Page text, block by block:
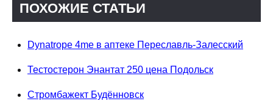
ПОХОЖИЕ СТАТЬИ
Dynatrope 4me в аптеке Переславль-Залесский
Тестостерон Энантат 250 цена Подольск
Стромбажект Будённовск